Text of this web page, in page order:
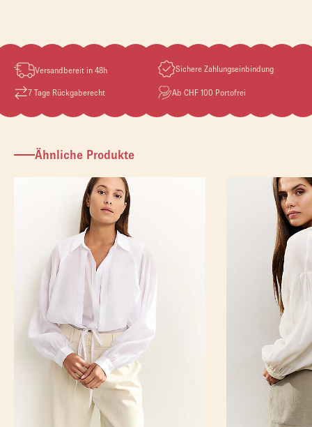
Versandbereit in 48h Sichere Zahlungseinbindung
7 Tage Rückgaberecht Ab CHF 100 Portofrei
Ähnliche Produkte